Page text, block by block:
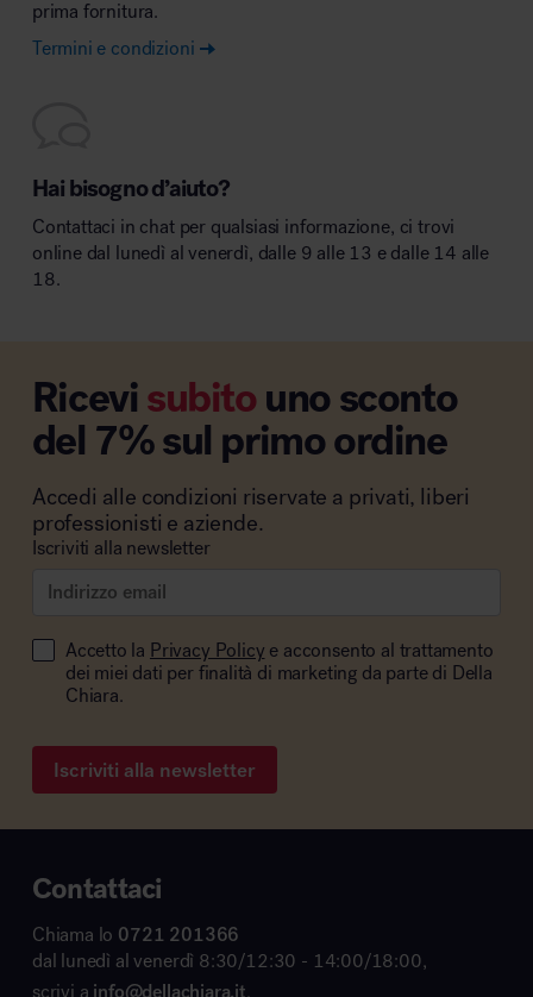
prima fornitura.
Termini e condizioni
Hai bisogno d’aiuto?
Contattaci in chat per qualsiasi informazione, ci trovi
online dal lunedì al venerdì, dalle 9 alle 13 e dalle 14 alle
18.
Ricevisubitouno sconto
del 7% sul primo ordine
Accedi alle condizioni riservate a privati, liberi
professionisti e aziende.
Iscriviti alla newsletter
Accetto la Privacy Policy e acconsento al trattamento
dei miei dati per finalità di marketing da parte di Della
Chiara.
Iscriviti alla newsletter
Contattaci
Chiama lo 0721 201366
dal lunedì al venerdì 8:30/12:30 - 14:00/18:00,
scrivi a info@dellachiara.it,